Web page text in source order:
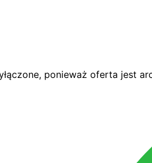
ponieważ oferta jest